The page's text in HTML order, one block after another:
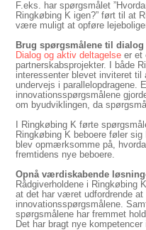
F.eks. har spørgsmålet
Ringkøbing K igen?” ført til at
være muligt at opføre
Brug spørgsmålene til
Dialog og aktiv deltagelse er et
partnerskabsprojekter. I både
interessenter blevet inviteret
undervejs i parallelopdragene.
innovationsspørgsmålene
om byudviklingen, da
I Ringkøbing K førte
Ringkøbing K beboere føler
blev opmærksomme på,
fremtidens nye beboere.
Opnå værdiskabende
Rådgiverholdene i Ringkøbing
at det har været udfordrende at
innovationsspørgsmålene.
spørgsmålene har fremmet
Det har bragt nye